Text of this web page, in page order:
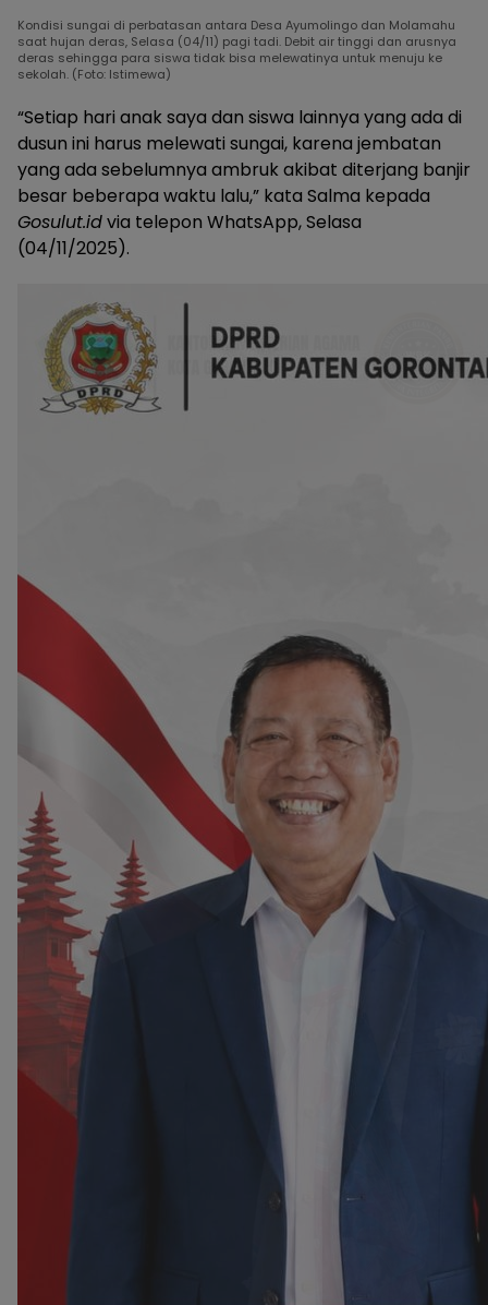
Kondisi sungai di perbatasan antara Desa Ayumolingo dan Molamahu
saat hujan deras, Selasa (04/11) pagi tadi. Debit air tinggi dan arusnya
deras sehingga para siswa tidak bisa melewatinya untuk menuju ke
sekolah. (Foto: Istimewa)
“Setiap hari anak saya dan siswa lainnya yang ada di
dusun ini harus melewati sungai, karena jembatan
yang ada sebelumnya ambruk akibat diterjang banjir
besar beberapa waktu lalu,” kata Salma kepada
Gosulut.idvia telepon WhatsApp, Selasa
(04/11/2025).